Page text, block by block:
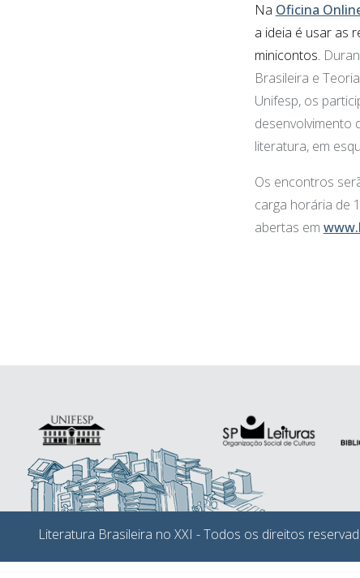
Na Oficina
a ideia é usar as
minicontos.
Brasileira e
Unifesp, os
desenvolvimento
literatura, em
Os encontros
carga horária de
abertas em
Literatura Brasileira no XXI - Todos os direitos